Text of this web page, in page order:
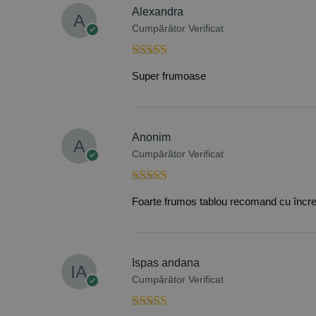
Alexandra
Cumpărător Verificat
din 5
Super frumoase
Anonim
Cumpărător Verificat
din 5
Foarte frumos tablou recomand cu
Ispas andana
Cumpărător Verificat